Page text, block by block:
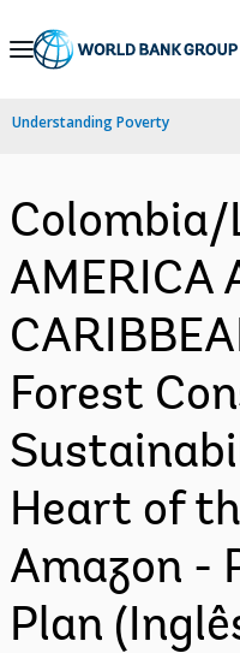
Skip
Navigation
Understanding Poverty
Colombia/
AMERICA
Forest
Heart of
Amazon -
Plan